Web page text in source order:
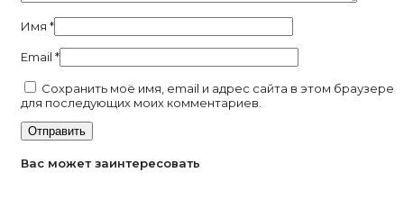
Имя *
Email *
Сохранить моё имя, email и адрес сайта в этом браузере
для последующих моих комментариев.
Вас может заинтересовать